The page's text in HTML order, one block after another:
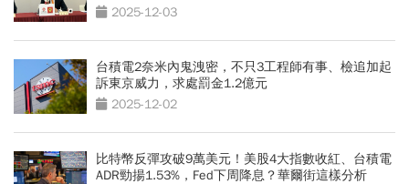
2025-12-03
台積電2奈米內鬼洩密，不只3工程師有事、檢追加起
訴東京威力，求處罰金1.2億元
2025-12-02
比特幣反彈攻破9萬美元！美股4大指數收紅、台積電
ADR勁揚1.53%，Fed下周降息？華爾街這樣分析